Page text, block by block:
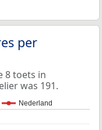
per
8 toets in
was 191.
Nederland